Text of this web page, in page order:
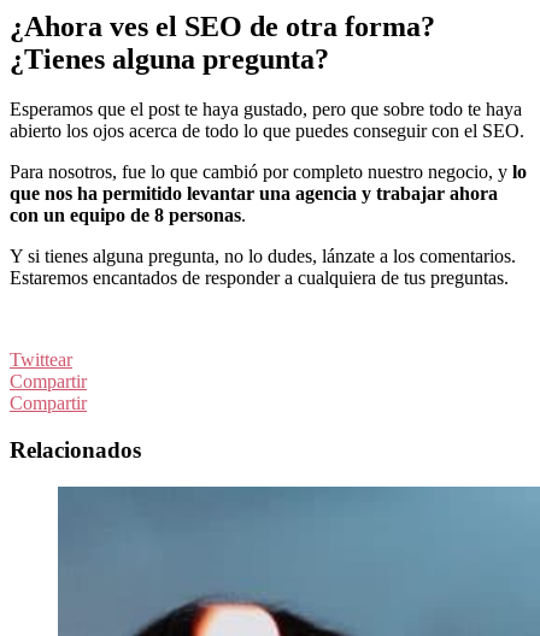
¿Ahora ves el SEO de otra forma?
¿Tienes alguna pregunta?
Esperamos que el post te haya gustado, pero que sobre todo te haya
abierto los ojos acerca de todo lo que puedes conseguir con el SEO.
Para nosotros, fue lo que cambió por completo nuestro negocio, y lo
que nos ha permitido levantar una agencia y trabajar ahora
con un equipo de 8 personas.
Y si tienes alguna pregunta, no lo dudes, lánzate a los comentarios.
Estaremos encantados de responder a cualquiera de tus preguntas.
Twittear
Compartir
Compartir
Relacionados